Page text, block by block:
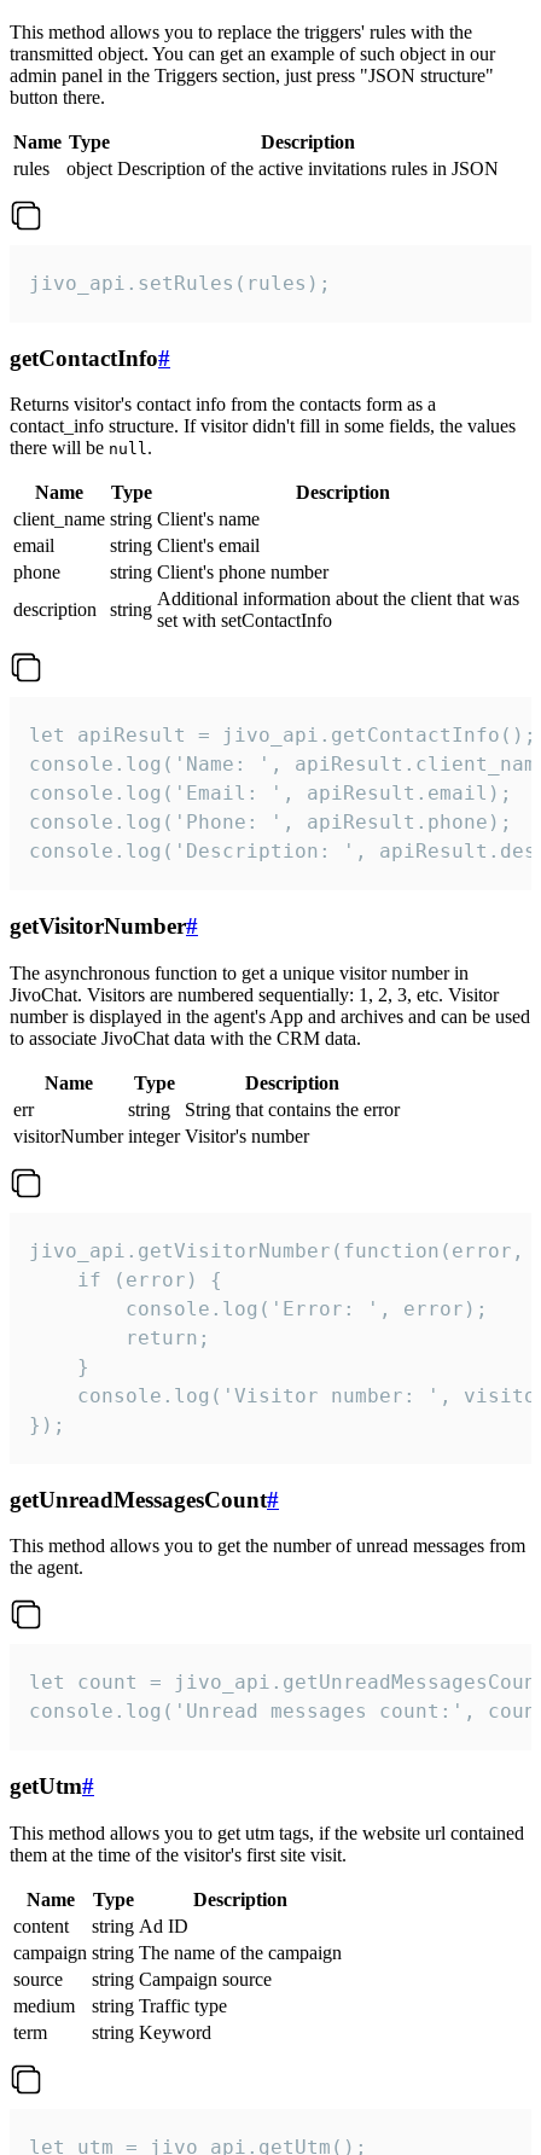
This method allows you to replace the triggers' rules with the
transmitted object. You can get an example of such object in our
admin panel in the Triggers section, just press "JSON structure"
button there.
Name Type
Description
rules
object Description of the active invitations rules in JSON
jivo_api.setRules(rules);
getContactInfo#
Returns visitor's contact info from the contacts form as a
contact_info structure. If visitor didn't fill in some fields, the values
there will be null.
Name Type
Description
client_name string Client's name
email
string Client's email
phone
string Client's phone number
description
string
Additional information about the client that was
set with setContactInfo
let apiResult = jivo_api.getContactInfo();
console.log('Name: ',
console.log('Email: ', apiResult.email);
console.log('Phone: ', apiResult.phone);
console.log('Description: ',
getVisitorNumber#
The asynchronous function to get a unique visitor number in
JivoChat. Visitors are numbered sequentially: 1, 2, 3, etc. Visitor
number is displayed in the agent's App and archives and can be used
to associate JivoChat data with the CRM data.
Name Type
Description
err
string
String that contains the error
visitorNumber integer Visitor's number
jivo_api.getVisitorNumber(function(error,
    if (error) {
        console.log('Error: ', error);
        return;
    }
console.log('Visitor number: ',
});
getUnreadMessagesCount#
This method allows you to get the number of unread messages from
the agent.
let count =
console.log('Unread messages count:',
getUtm#
This method allows you to get utm tags, if the website url contained
them at the time of the visitor's first site visit.
Name Type
Description
content
string Ad ID
campaign string The name of the campaign
source
string Campaign source
medium
string Traffic type
term
string Keyword
let utm = jivo_api.getUtm();